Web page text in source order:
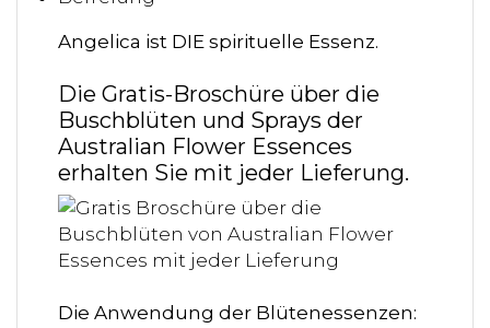
Angelica ist DIE spirituelle Essenz.
Die Gratis-Broschüre über die
Buschblüten und Sprays der
Australian Flower Essences
erhalten Sie mit jeder Lieferung.
Die Anwendung der Blütenessenzen: